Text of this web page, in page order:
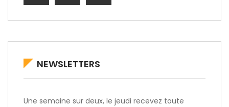
NEWSLETTERS
Une semaine sur deux, le jeudi recevez toute